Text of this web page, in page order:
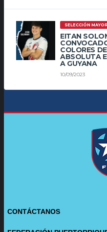
SELECCIÓN
EITAN
COLORES
ABSOLUTA
A GUYANA
10/09/2023
CONTÁCTANOS